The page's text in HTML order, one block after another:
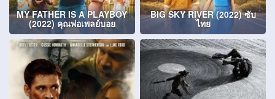
MY FATHER IS A PLAYBOY
(2022) คุณพ่อเพลย์บอย
BIG SKY RIVER (2022) ซับ
ไทย